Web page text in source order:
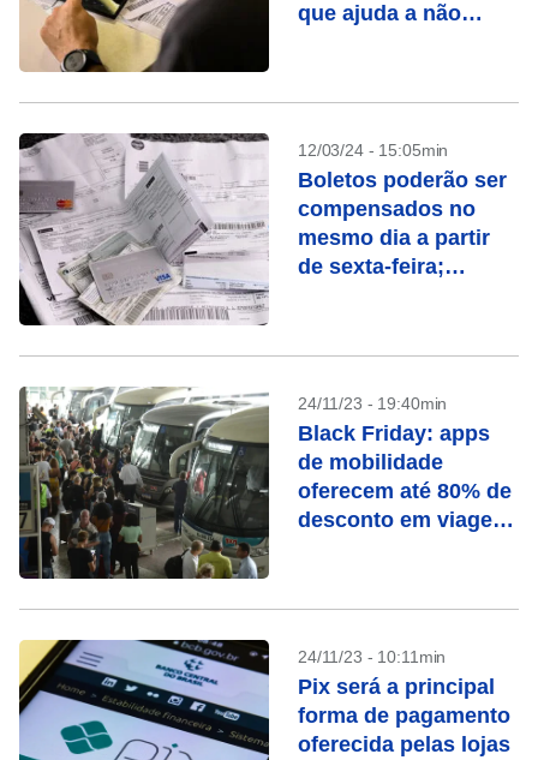
que ajuda a não
12/03/24 - 15:05min
Boletos poderão ser
compensados no
mesmo dia a partir
de sexta-feira;
24/11/23 - 19:40min
Black Friday: apps
de mobilidade
oferecem até 80% de
desconto em viagens
24/11/23 - 10:11min
Pix será a principal
forma de pagamento
oferecida pelas lojas